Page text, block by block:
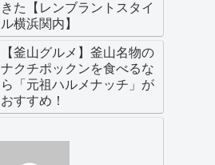
きた【レンブラントスタイ
ル横浜関内】
【釜山グルメ】釜山名物の
ナクチポックンを食べるな
ら「元祖ハルメナッチ」が
おすすめ！